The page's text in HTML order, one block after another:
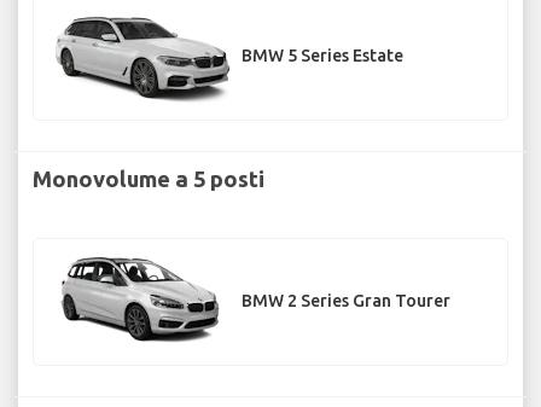
BMW 5 Series Estate
Monovolume a 5 posti
BMW 2 Series Gran Tourer